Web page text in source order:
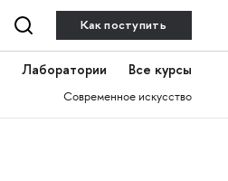
Как поступить
Лаборатории Все курсы
Современное искусство